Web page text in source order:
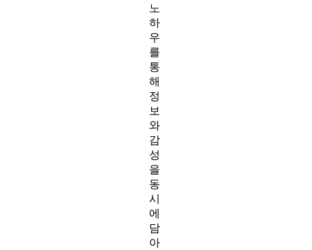
노
하
우
를
통
해
정
보
와
감
성
을
동
시
에
담
아